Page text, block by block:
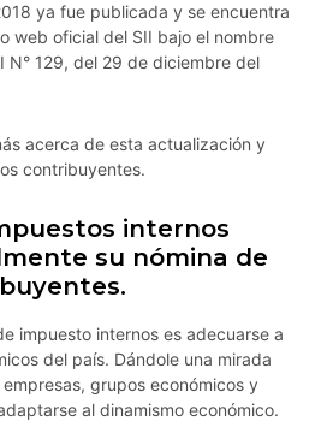
ya fue publicada y se encuentra
web oficial del SII bajo el nombre
N° 129, del 29 de diciembre del
acerca de esta actualización y
contribuyentes.
internos
su nómina de
impuesto internos es adecuarse a
del país. Dándole una mirada
grupos económicos y
al dinamismo económico.